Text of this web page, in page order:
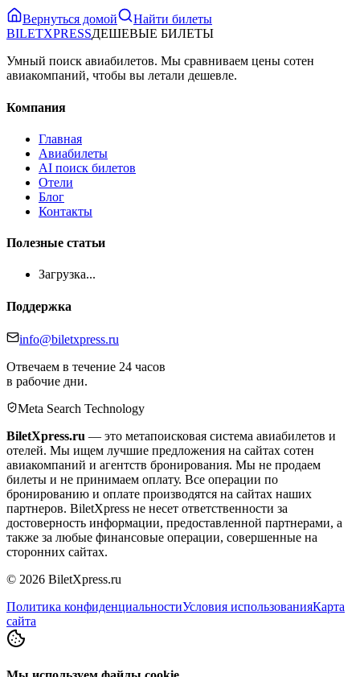
Вернуться домой
Найти билеты
BILETXPRESSДЕШЕВЫЕ БИЛЕТЫ
Умный поиск авиабилетов. Мы сравниваем цены сотен
авиакомпаний, чтобы вы летали дешевле.
Компания
Главная
Авиабилеты
AI поиск билетов
Отели
Блог
Контакты
Полезные статьи
Загрузка...
Поддержка
info@biletxpress.ru
Отвечаем в течение 24 часов
в рабочие дни.
Meta Search Technology
BiletXpress.ru — это метапоисковая система авиабилетов и
отелей. Мы ищем лучшие предложения на сайтах сотен
авиакомпаний и агентств бронирования. Мы не продаем
билеты и не принимаем оплату. Все операции по
бронированию и оплате производятся на сайтах наших
партнеров. BiletXpress не несет ответственности за
достоверность информации, предоставленной партнерами, а
также за любые финансовые операции, совершенные на
сторонних сайтах.
© 2026 BiletXpress.ru
Политика конфиденциальностиУсловия использованияКарта
сайта